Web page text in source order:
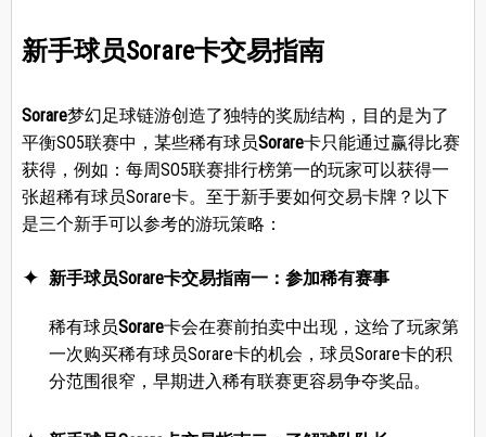
新手球员Sorare卡交易指南
Sorare梦幻足球链游创造了独特的奖励结构，目的是为了
平衡SO5联赛中，某些稀有球员Sorare卡只能通过赢得比赛
获得，例如：每周SO5联赛排行榜第一的玩家可以获得一
张超稀有球员Sorare卡。至于新手要如何交易卡牌？以下
是三个新手可以参考的游玩策略：
新手球员Sorare卡交易指南一：参加稀有赛事
稀有球员Sorare卡会在赛前拍卖中出现，这给了玩家第
一次购买稀有球员Sorare卡的机会，球员Sorare卡的积
分范围很窄，早期进入稀有联赛更容易争夺奖品。